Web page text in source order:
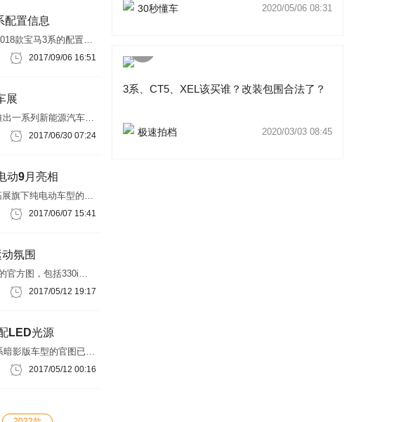
面，全新一代3系将
配置信息
款宝马3系增加了
时尚型运动座
2017/09/06 16:51
展
一系列新能源汽车，
。近日，有海外媒体
犀利的大灯组，造型
2017/06/30 07:24
动9月亮相
旗下纯电动车型的阵
为最先推出的车型，
型』尽管宝马已经拥
2017/06/07 15:41
氛围
官方图，包括330i
Line Purity Edition
2017/05/12 19:17
LED光源
影版车型的官图已经
通车型最大的差别在
2017/05/12 00:16
30秒懂车 2020/05/06 08:31
3系、CT5、XEL该买谁？改装包围合法了？
极速拍档 2020/03/03 08:45